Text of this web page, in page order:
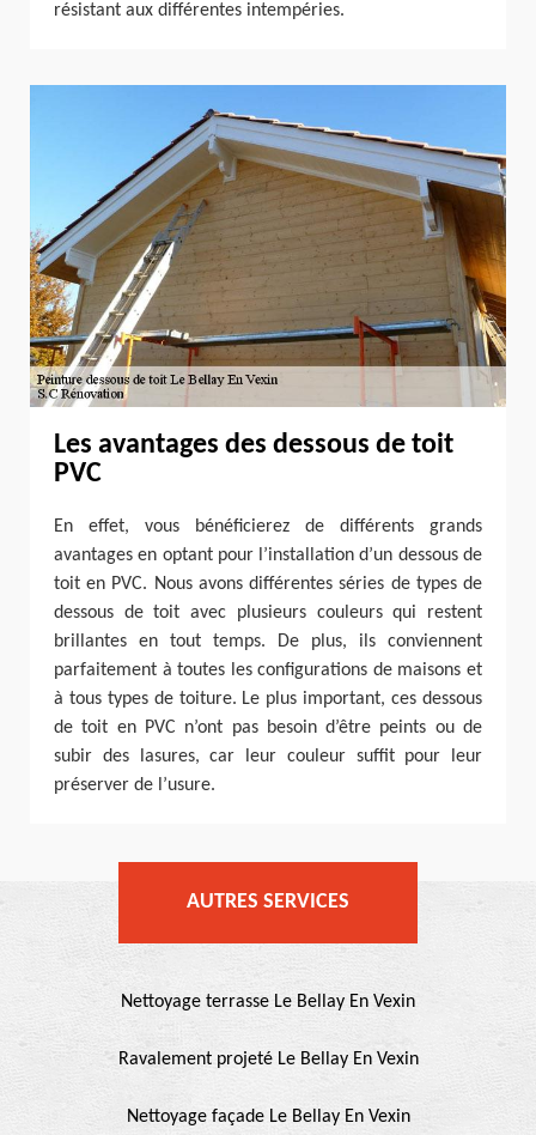
résistant aux différentes intempéries.
Les avantages des dessous de toit
PVC
En effet, vous bénéficierez de différents grands
avantages en optant pour l’installation d’un dessous de
toit en PVC. Nous avons différentes séries de types de
dessous de toit avec plusieurs couleurs qui restent
brillantes en tout temps. De plus, ils conviennent
parfaitement à toutes les configurations de maisons et
à tous types de toiture. Le plus important, ces dessous
de toit en PVC n’ont pas besoin d’être peints ou de
subir des lasures, car leur couleur suffit pour leur
préserver de l’usure.
AUTRES SERVICES
Nettoyage terrasse Le Bellay En Vexin
Ravalement projeté Le Bellay En Vexin
Nettoyage façade Le Bellay En Vexin